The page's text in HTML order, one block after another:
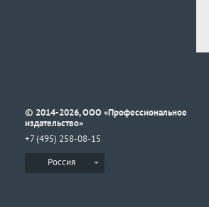
© 2014-2026, ООО «Профессиональное
издательство»
+7 (495) 258-08-15
Россия